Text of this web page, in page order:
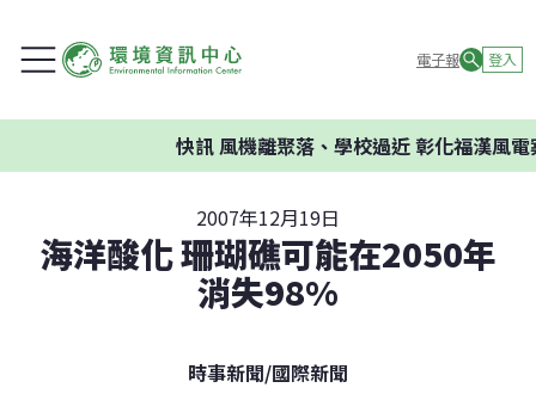
電子報 登入
快訊風機離聚落、學校過近 彰化福漢風電
2007年12月19日
海洋酸化 珊瑚礁可能在2050年
消失98%
時事新聞/國際新聞